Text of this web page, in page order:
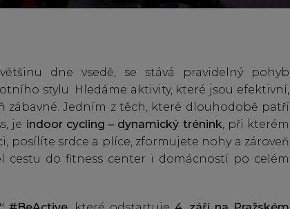
dne vsedě, se stává pravidelný pohyb
stylu. Hledáme aktivity, které jsou efektivní,
zábavné. Jedním z těch, které dlouhodobě patří
je indoor cycling – dynamický trénink, při kterém
posílíte srdce a plíce, zformujete nohy a zároveň
cestu do fitness center i domácností po celém